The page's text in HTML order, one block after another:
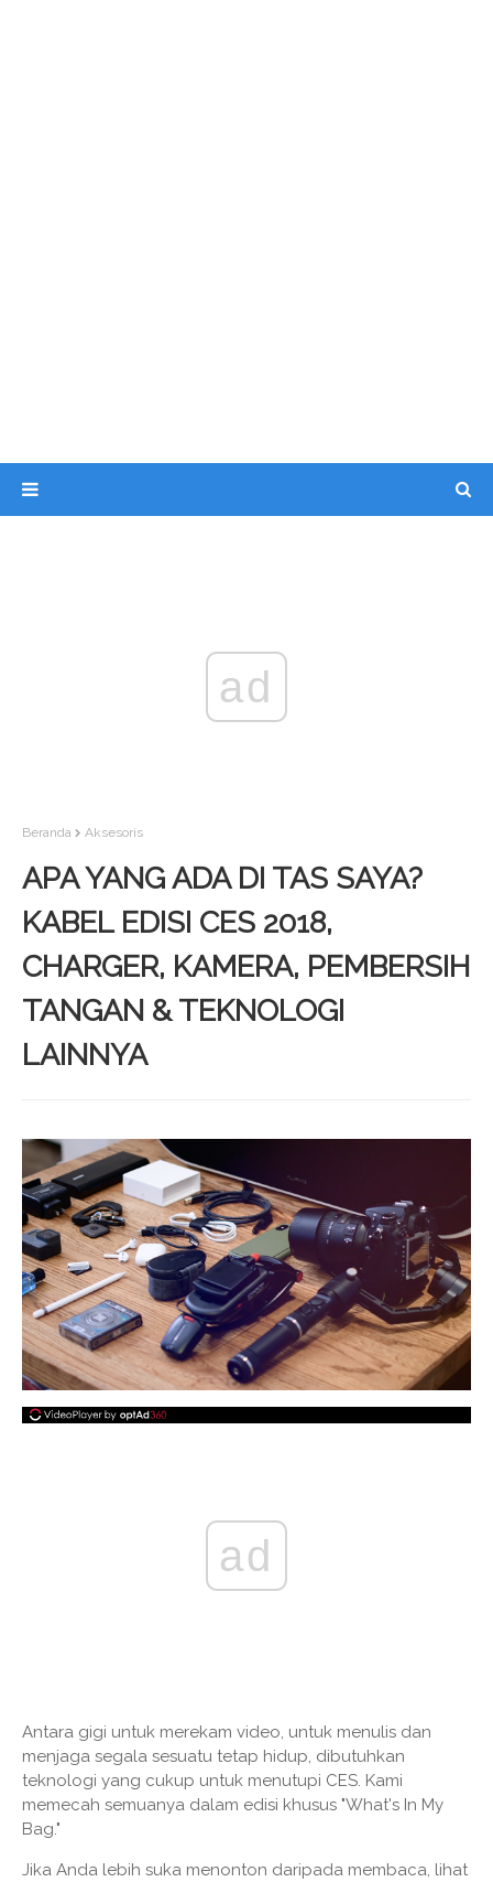
ad
Beranda Aksesoris
APA YANG ADA DI TAS SAYA?
KABEL EDISI CES 2018,
CHARGER, KAMERA, PEMBERSIH
TANGAN & TEKNOLOGI
LAINNYA
ad
Antara gigi untuk merekam video, untuk menulis dan
menjaga segala sesuatu tetap hidup, dibutuhkan
teknologi yang cukup untuk menutupi CES. Kami
memecah semuanya dalam edisi khusus "What's In My
Bag."
Jika Anda lebih suka menonton daripada membaca, lihat